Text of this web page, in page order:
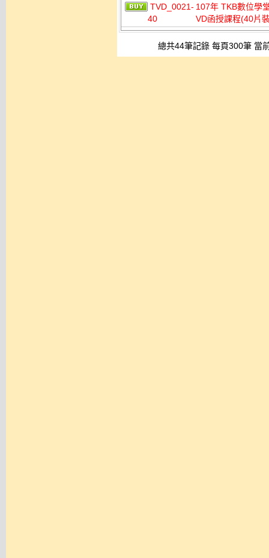
TVD_0021-
40
107年 TKB數位學
VD函授課程(40片
總共44筆記錄 每頁300筆 當